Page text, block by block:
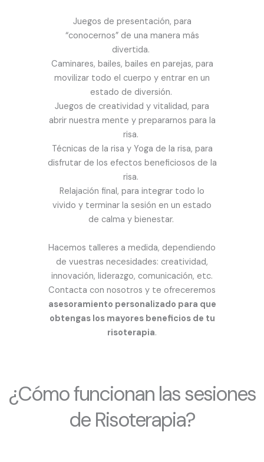
Juegos de presentación, para
“conocernos” de una manera más
divertida.
Caminares, bailes, bailes en parejas, para
movilizar todo el cuerpo y entrar en un
estado de diversión.
Juegos de creatividad y vitalidad, para
abrir nuestra mente y prepararnos para la
risa.
Técnicas de la risa y Yoga de la risa, para
disfrutar de los efectos beneficiosos de la
risa.
Relajación final, para integrar todo lo
vivido y terminar la sesión en un estado
de calma y bienestar.
Hacemos talleres a medida, dependiendo
de vuestras necesidades: creatividad,
innovación, liderazgo, comunicación, etc.
Contacta con nosotros y te ofreceremos
asesoramiento personalizado para que
obtengas los mayores beneficios de tu
risoterapia.
¿Cómo funcionan las sesiones
de Risoterapia?